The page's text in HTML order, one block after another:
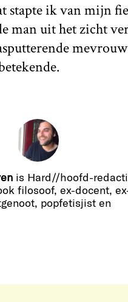
stapte ik van mijn
man uit het zicht
is Hard//hoofd-
filosoof, ex-docent,
popfetisjist en